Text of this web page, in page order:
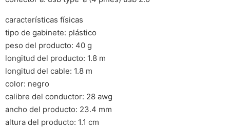
características físicas
tipo de gabinete: plástico
peso del producto: 40 g
longitud del producto: 1.8 m
longitud del cable: 1.8 m
color: negro
calibre del conductor: 28 awg
ancho del producto: 23.4 mm
altura del producto: 1.1 cm